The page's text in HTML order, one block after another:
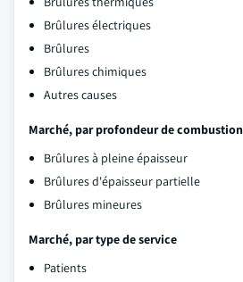
Brûlures électriques
Brûlures
Brûlures chimiques
Autres causes
Marché, par profondeur de combustion
Brûlures à pleine épaisseur
Brûlures d'épaisseur partielle
Brûlures mineures
Marché, par type de service
Patients